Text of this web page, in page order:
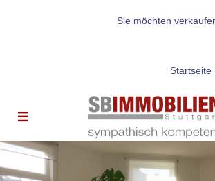
Sie möchten
Startseite|